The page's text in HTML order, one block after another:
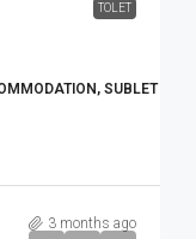
TOLET
SUBLET
3 months ago